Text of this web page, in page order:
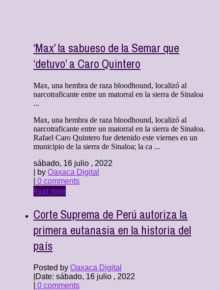
‘Max’ la sabueso de la Semar que
‘detuvo’ a Caro Quintero
Max, una hembra de raza bloodhound, localizó al
narcotraficante entre un matorral en la sierra de Sinaloa
...
Max, una hembra de raza bloodhound, localizó al
narcotraficante entre un matorral en la sierra de Sinaloa.
Rafael Caro Quintero fue detenido este viernes en un
municipio de la sierra de Sinaloa; la ca ...
sábado, 16 julio , 2022
| by Oaxaca Digital
0 comments
Read more
Corte Suprema de Perú autoriza la
primera eutanasia en la historia del
país
Posted by Oaxaca Digital
Date: sábado, 16 julio , 2022
0 comments